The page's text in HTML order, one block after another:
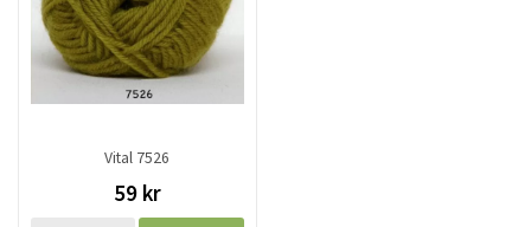
Vital 7526
59 kr